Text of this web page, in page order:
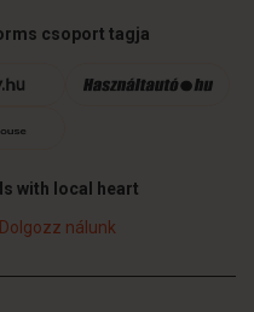
csoport tagja
with local heart
Dolgozz nálunk